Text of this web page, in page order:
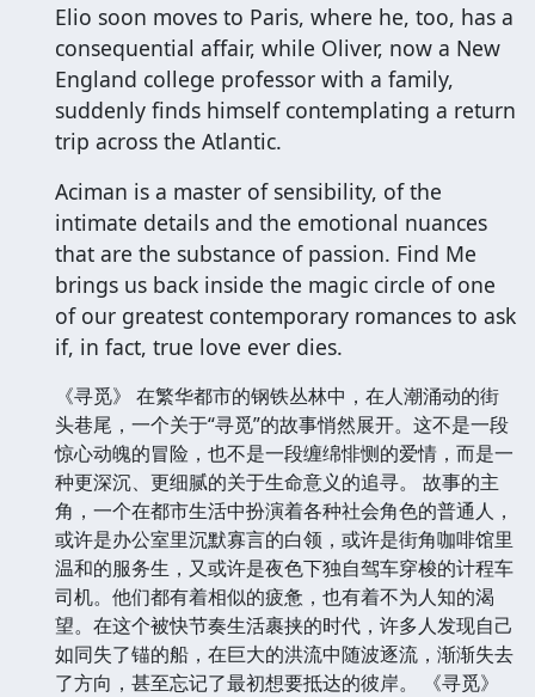
Elio soon moves to Paris, where he, too, has a
consequential affair, while Oliver, now a New
England college professor with a family,
suddenly finds himself contemplating a return
trip across the Atlantic.
Aciman is a master of sensibility, of the
intimate details and the emotional nuances
that are the substance of passion. Find Me
brings us back inside the magic circle of one
of our greatest contemporary romances to ask
if, in fact, true love ever dies.
《寻觅》 在繁华都市的钢铁丛林中，在人潮涌动的街
头巷尾，一个关于“寻觅”的故事悄然展开。这不是一段
惊心动魄的冒险，也不是一段缠绵悱恻的爱情，而是一
种更深沉、更细腻的关于生命意义的追寻。 故事的主
角，一个在都市生活中扮演着各种社会角色的普通人，
或许是办公室里沉默寡言的白领，或许是街角咖啡馆里
温和的服务生，又或许是夜色下独自驾车穿梭的计程车
司机。他们都有着相似的疲惫，也有着不为人知的渴
望。在这个被快节奏生活裹挟的时代，许多人发现自己
如同失了锚的船，在巨大的洪流中随波逐流，渐渐失去
了方向，甚至忘记了最初想要抵达的彼岸。 《寻觅》